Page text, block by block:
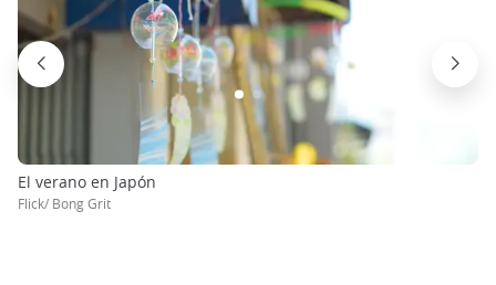
El verano en Japón
Flick/ Bong Grit